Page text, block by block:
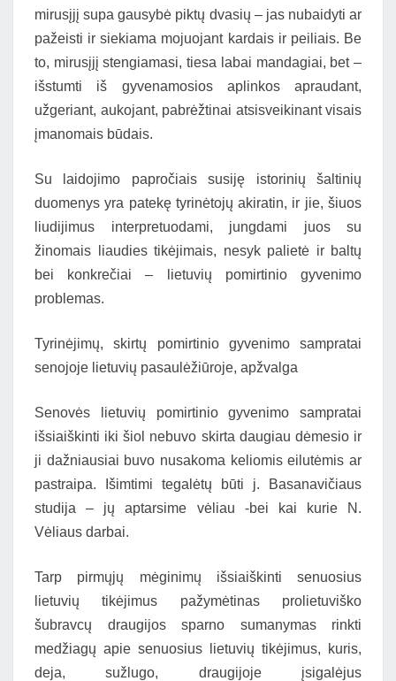
mirusįjį supa gausybė piktų dvasių – jas nubaidyti ar
pažeisti ir siekiama mojuojant kardais ir peiliais. Be
to, mirusįjį stengiamasi, tiesa labai mandagiai, bet –
išstumti iš gyvenamosios aplinkos apraudant,
užgeriant, aukojant, pabrėžtinai atsisveikinant visais
įmanomais būdais.
Su laidojimo papročiais susiję istorinių šaltinių
duomenys yra patekę tyrinėtojų akiratin, ir jie, šiuos
liudijimus interpretuodami, jungdami juos su
žinomais liaudies tikėjimais, nesyk palietė ir baltų
bei konkrečiai – lietuvių pomirtinio gyvenimo
problemas.
Tyrinėjimų, skirtų pomirtinio gyvenimo sampratai
senojoje lietuvių pasaulėžiūroje, apžvalga
Senovės lietuvių pomirtinio gyvenimo sampratai
išsiaiškinti iki šiol nebuvo skirta daugiau dėmesio ir
ji dažniausiai buvo nusakoma keliomis eilutėmis ar
pastraipa. Išimtimi tegalėtų būti j. Basanavičiaus
studija – jų aptarsime vėliau -bei kai kurie N.
Vėliaus darbai.
Tarp pirmųjų mėginimų išsiaiškinti senuosius
lietuvių tikėjimus pažymėtinas prolietuviško
šubravcų draugijos sparno sumanymas rinkti
medžiagų apie senuosius lietuvių tikėjimus, kuris,
deja, sužlugo, draugijoje įsigalėjus